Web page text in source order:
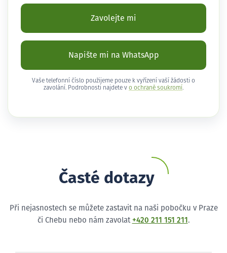
Zavolejte mi
Napište mi na WhatsApp
Vaše telefonní číslo použijeme pouze k vyřízení vaší žádosti o
zavolání. Podrobnosti najdete v o ochraně soukromí .
Časté dotazy
Při nejasnostech se můžete zastavit na naši pobočku v Praze
či Chebu nebo nám zavolat +420 211 151 211 .